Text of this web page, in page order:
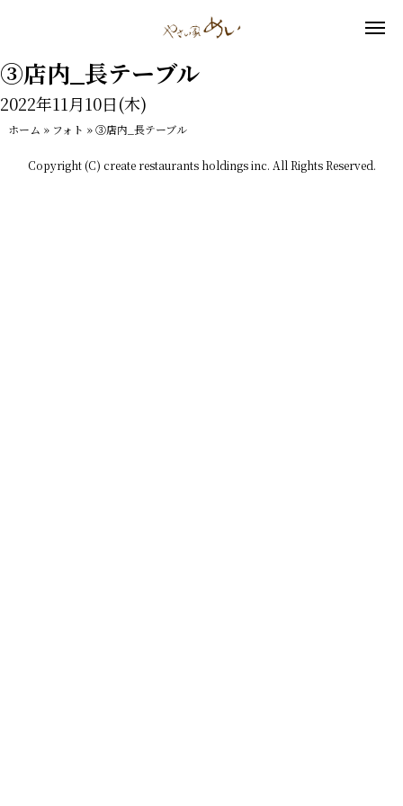
③店内_長テーブル
2022年11月10日(木)
ホーム » フォト »③店内_長テーブル
Copyright (C) create restaurants holdings inc. All Rights Reserved.